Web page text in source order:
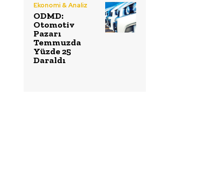
Ekonomi & Analiz
ODMD:
Otomotiv
Pazarı
Temmuzda
Yüzde 25
Daraldı